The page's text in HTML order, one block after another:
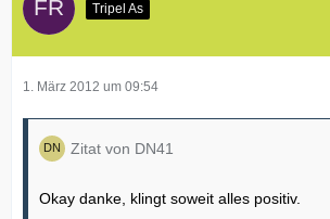
Tripel As
1. März 2012 um 09:54
Zitat von DN41
Okay danke, klingt soweit alles positiv.